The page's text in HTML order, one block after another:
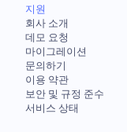
지원
회사 소개
데모 요청
마이그레이션
문의하기
이용 약관
보안 및 규정 준수
서비스 상태